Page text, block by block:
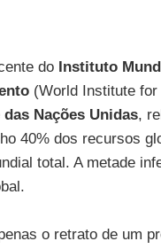
do Instituto
(World Institute
Nações Unidas,
40% dos recursos
total. A metade
o retrato de um